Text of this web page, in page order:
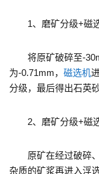
1、磨矿分级+磁
将原矿破碎至-
为-0.71mm， 磁选机
分级，最后得出石英
2、磨矿分级+磁
原矿在经过破碎、
杂质的矿浆再进入浮